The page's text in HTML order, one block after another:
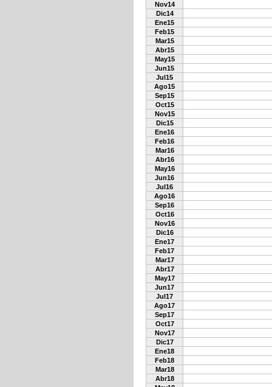
Nov14
Dic14
Ene15
Feb15
Mar15
Abr15
May15
Jun15
Jul15
Ago15
Sep15
Oct15
Nov15
Dic15
Ene16
Feb16
Mar16
Abr16
May16
Jun16
Jul16
Ago16
Sep16
Oct16
Nov16
Dic16
Ene17
Feb17
Mar17
Abr17
May17
Jun17
Jul17
Ago17
Sep17
Oct17
Nov17
Dic17
Ene18
Feb18
Mar18
Abr18